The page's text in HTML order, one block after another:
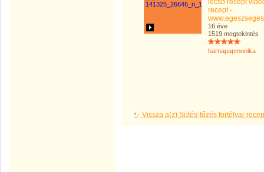
lecso recept
recept -
16 éve
1519 megtekintés
barnapapmonika
Vissza a(z) Sütés-főzés fortélyai-